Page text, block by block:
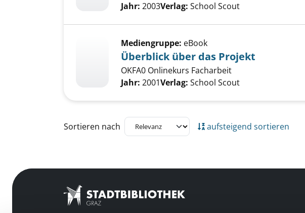
Suche nach diesem Verfasser
Jahr: 2003Verlag: School Scout
Mediengruppe: eBook
Überblick über das Projekt
OKFA0 Onlinekurs Facharbeit
Suche nach diesem Verfasser
Jahr: 2001Verlag: School Scout
Zu den Suchfiltern springen
Sortieren nach aufsteigend sortieren